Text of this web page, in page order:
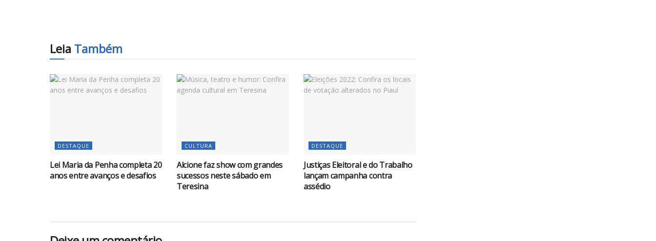
Leia Também
DESTAQUE
Lei Maria da Penha completa 20
anos entre avanços e desafios
CULTURA
Alcione faz show com grandes
sucessos neste sábado em
Teresina
DESTAQUE
Justiças Eleitoral e do Trabalho
lançam campanha contra
assédio